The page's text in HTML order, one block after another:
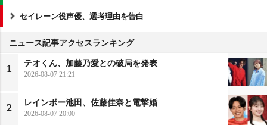
セイレーン役声優、選考理由を告白
ニュース記事アクセスランキング
1
テオくん、加藤乃愛との破局を発表
2026-08-07 21:21
2
レインボー池田、佐藤佳奈と電撃婚
2026-08-07 20:00